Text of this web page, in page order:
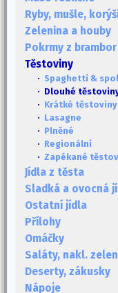
Ryby, mušle,
Zelenina a houby
Pokrmy z brambor
Těstoviny
· Spaghetti & spol
· Dlouhé
· Krátké těstoviny
· Lasagne
· Plněné
· Regionální
· Zapékané
Jídla z těsta
Sladká a ovocná
Ostatní jídla
Přílohy
Omáčky
Saláty, nakl.
Deserty, zákusky
Nápoje